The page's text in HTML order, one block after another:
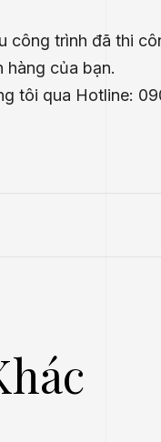
công trình đã thi
hàng của bạn.
tôi qua Hotline: